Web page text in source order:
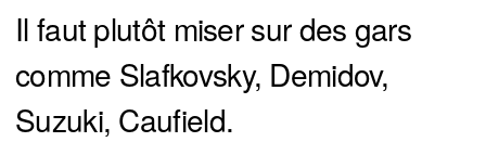
Il faut plutôt miser sur des gars
comme Slafkovsky, Demidov,
Suzuki, Caufield.